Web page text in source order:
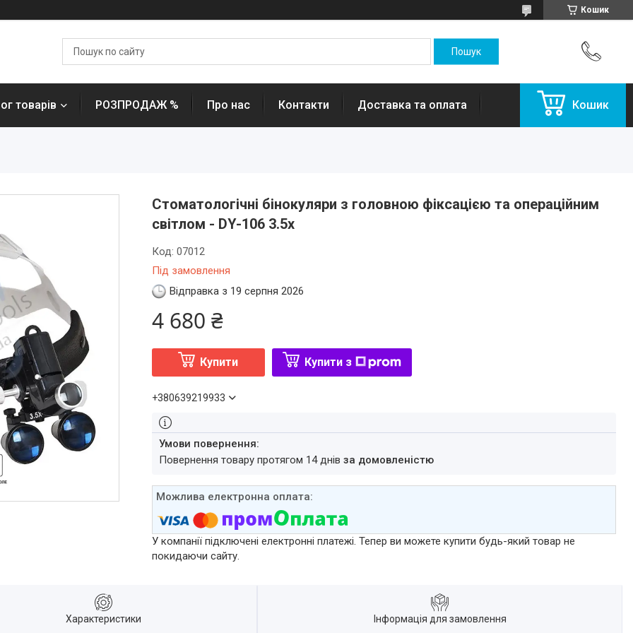
Кошик
товарів РОЗПРОДАЖ % Про нас Контакти Доставка та оплата Кошик
Стоматологічні бінокуляри з головною фіксацією та операційним
світлом - DY-106 3.5х
Під замовлення
Код: 07012
Відправка з 19 серпня 2026
4 680 ₴
Купити Купити з
+380639219933
повернення товару протягом 14 днів за домовленістю
У компанії підключені електронні платежі. Тепер ви можете купити будь-який товар не
покидаючи сайту.
Характеристики Інформація для замовлення